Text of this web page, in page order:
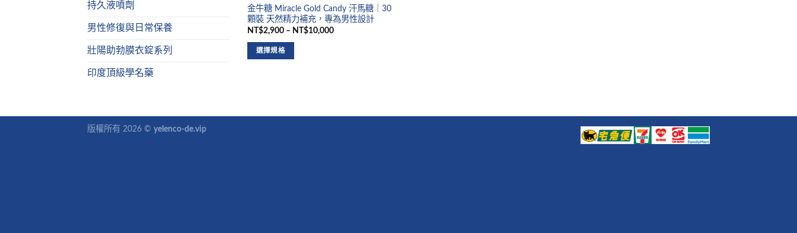
持久液噴劑
男性修復與日常保養
壯陽助勃膜衣錠系列
印度頂級學名藥
金牛糖 Miracle Gold Candy 汗馬糖｜30
顆裝 天然精力補充，專為男性設計
NT$2,900 – NT$10,000
選擇規格
版權所有 2026 © yelenco-de.vip